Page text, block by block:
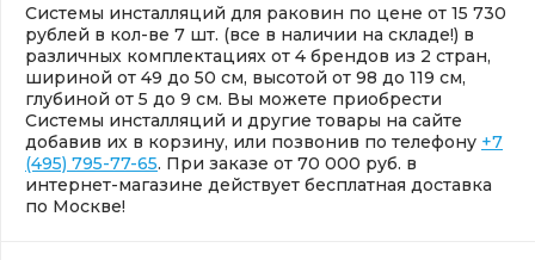
Системы инсталляций для раковин по цене от 15 730
рублей в кол-ве 7 шт. (все в наличии на складе!) в
различных комплектациях от 4 брендов из 2 стран,
шириной от 49 до 50 см, высотой от 98 до 119 см,
глубиной от 5 до 9 см. Вы можете приобрести
Системы инсталляций и другие товары на сайте
добавив их в корзину, или позвонив по телефону +7
(495) 795-77-65. При заказе от 70 000 руб. в
интернет-магазине действует бесплатная доставка
по Москве!